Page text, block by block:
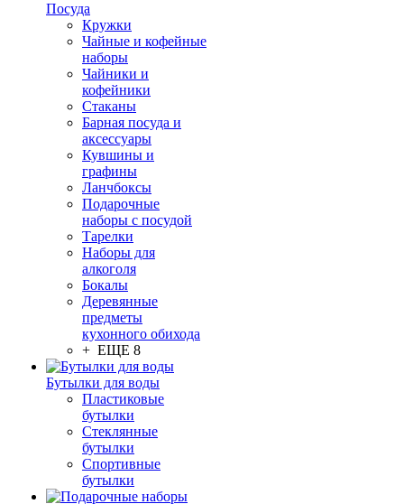
Посуда
Кружки
Чайные и кофейные
наборы
Чайники и
кофейники
Стаканы
Барная посуда и
аксессуары
Кувшины и
графины
Ланчбоксы
Подарочные
наборы с посудой
Тарелки
Наборы для
алкоголя
Бокалы
Деревянные
предметы
кухонного обихода
+ ЕЩЕ 8
Бутылки для воды
Пластиковые
бутылки
Стеклянные
бутылки
Спортивные
бутылки